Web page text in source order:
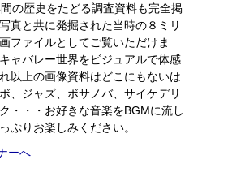
の歴史をたどる調査資料も完全掲
真と共に発掘された当時の８ミリ
ファイルとしてご覧いただけま
ャバレー世界をビジュアルで体感
以上の画像資料はどこにもないは
、ジャズ、ボサノバ、サイケデリ
・・・お好きな音楽をBGMに流し
ぷりお楽しみください。
ーへ